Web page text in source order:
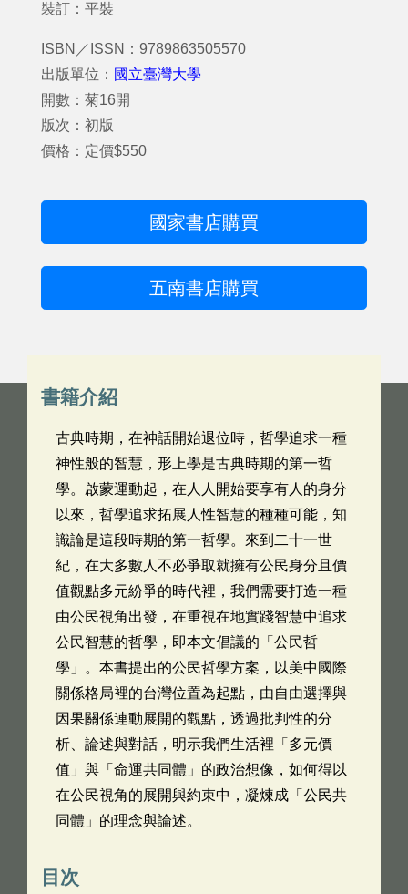
裝訂：平裝
ISBN／ISSN：9789863505570
出版單位： 國立臺灣大學
開數：菊16開
版次：初版
價格：定價$550
國家書店購買
五南書店購買
書籍介紹
古典時期，在神話開始退位時，哲學追求一種
神性般的智慧，形上學是古典時期的第一哲
學。啟蒙運動起，在人人開始要享有人的身分
以來，哲學追求拓展人性智慧的種種可能，知
識論是這段時期的第一哲學。來到二十一世
紀，在大多數人不必爭取就擁有公民身分且價
值觀點多元紛爭的時代裡，我們需要打造一種
由公民視角出發，在重視在地實踐智慧中追求
公民智慧的哲學，即本文倡議的「公民哲
學」。本書提出的公民哲學方案，以美中國際
關係格局裡的台灣位置為起點，由自由選擇與
因果關係連動展開的觀點，透過批判性的分
析、論述與對話，明示我們生活裡「多元價
值」與「命運共同體」的政治想像，如何得以
在公民視角的展開與約束中，凝煉成「公民共
同體」的理念與論述。
目次